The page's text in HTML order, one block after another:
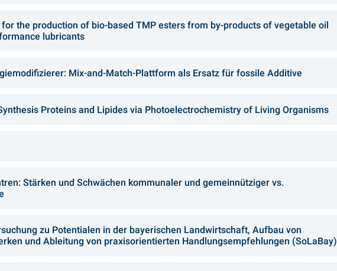
the production of bio-based TMP esters from by-products of vegetable oil
lubricants
Mix-and-Match-Plattform als Ersatz für fossile Additive
Proteins and Lipides via Photoelectrochemistry of Living Organisms
Stärken und Schwächen kommunaler und gemeinnütziger vs.
zu Potentialen in der bayerischen Landwirtschaft, Aufbau von
und Ableitung von praxisorientierten Handlungsempfehlungen (SoLaBay)